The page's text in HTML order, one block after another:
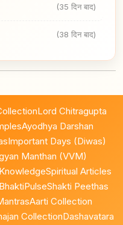
(35 दिन बाद)
(38 दिन बाद)
Lord Chitragupta
Ayodhya Darshan
Important Days (Diwas)
Manthan (VVM)
Spiritual Articles
Shakti Peethas
Aarti Collection
CollectionDashavatara